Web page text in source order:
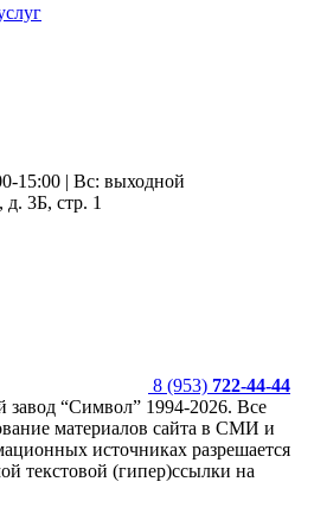
15:00 | Вс: выходной
д. 3Б, стр. 1
8 (953) 722-44-44
“Символ” 1994-2026. Все
материалов сайта в СМИ и
источниках разрешается
текстовой (гипер)ссылки на